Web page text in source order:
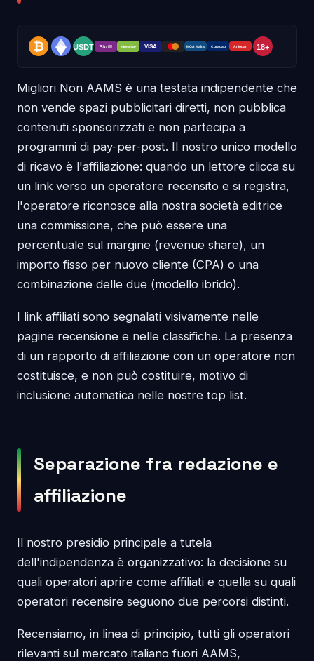
Migliori Non AAMS è una testata indipendente che
non vende spazi pubblicitari diretti, non pubblica
contenuti sponsorizzati e non partecipa a
programmi di pay-per-post. Il nostro unico modello
di ricavo è l'affiliazione: quando un lettore clicca su
un link verso un operatore recensito e si registra,
l'operatore riconosce alla nostra società editrice
una commissione, che può essere una
percentuale sul margine (revenue share), un
importo fisso per nuovo cliente (CPA) o una
combinazione delle due (modello ibrido).
I link affiliati sono segnalati visivamente nelle
pagine recensione e nelle classifiche. La presenza
di un rapporto di affiliazione con un operatore non
costituisce, e non può costituire, motivo di
inclusione automatica nelle nostre top list.
Separazione fra redazione e
affiliazione
Il nostro presidio principale a tutela
dell'indipendenza è organizzativo: la decisione su
quali operatori aprire come affiliati e quella su quali
operatori recensire seguono due percorsi distinti.
Recensiamo, in linea di principio, tutti gli operatori
rilevanti sul mercato italiano fuori AAMS,